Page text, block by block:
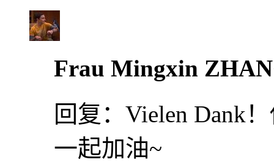
Frau Mingxin
回复： Vielen Dank
一起加油~